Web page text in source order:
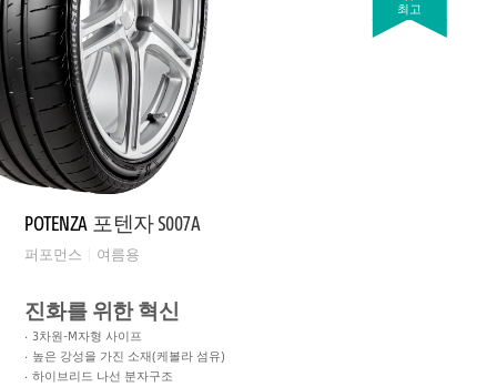
최고
POTENZA 포텐자 S007A
퍼포먼스 여름용
진화를 위한 혁신
3차원-M자형 사이프
높은 강성을 가진 소재(케볼라 섬유)
하이브리드 나선 분자구조